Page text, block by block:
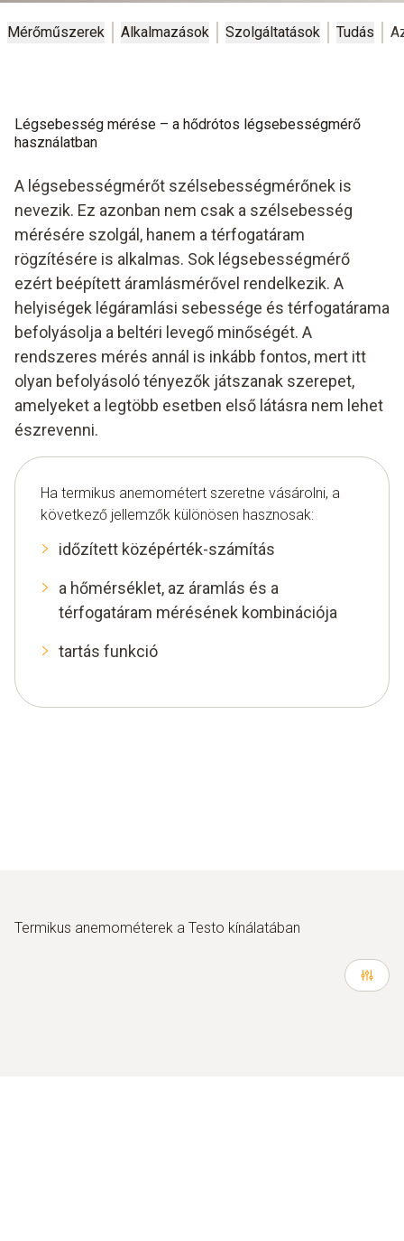
Mérőműszerek Alkalmazások Szolgáltatások Tudás
Légsebesség mérése – a hődrótos légsebességmérő
használatban
A légsebességmérőt szélsebességmérőnek is
nevezik. Ez azonban nem csak a szélsebesség
mérésére szolgál, hanem a térfogatáram
rögzítésére is alkalmas. Sok légsebességmérő
ezért beépített áramlásmérővel rendelkezik. A
helyiségek légáramlási sebessége és térfogatárama
befolyásolja a beltéri levegő minőségét. A
rendszeres mérés annál is inkább fontos, mert itt
olyan befolyásoló tényezők játszanak szerepet,
amelyeket a legtöbb esetben első látásra nem lehet
észrevenni.
Ha termikus anemométert szeretne vásárolni, a
következő jellemzők különösen hasznosak:
időzített középérték-számítás
a hőmérséklet, az áramlás és a
térfogatáram mérésének kombinációja
tartás funkció
Termikus anemométerek a Testo kínálatában